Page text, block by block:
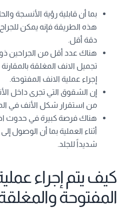
بما أن قابلية رؤية الأنسجة
هذه الطريقة فإنه يمكن
دقة أقل.
هناك عدد أقل من الجراحين
تجميل الانف المغلقة
إجراء عملية الانف المفتوحة.
إن الشقوق التي تجرى داخل
من استقرار شكل الأنف في
هناك فرصة كبيرة في حدوث
أثناء العملية بما أن الوصول
شديداً للجلد.
كيف يتم إجراء
المفتوحة